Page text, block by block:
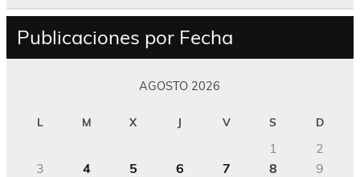
Publicaciones por Fecha
AGOSTO 2026
L M X J V S D
1
2
3
4 5 6 7 8
9